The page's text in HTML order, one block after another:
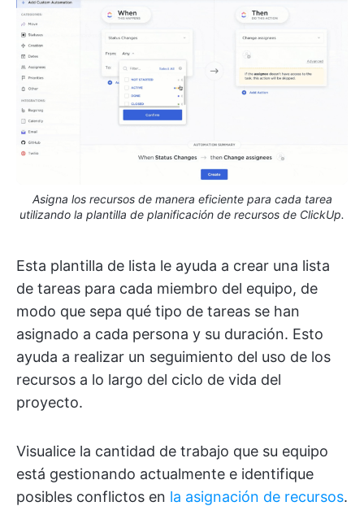
Asigna los recursos de manera eficiente para cada tarea
utilizando la plantilla de planificación de recursos de ClickUp.
Esta plantilla de lista le ayuda a crear una lista
de tareas para cada miembro del equipo, de
modo que sepa qué tipo de tareas se han
asignado a cada persona y su duración. Esto
ayuda a realizar un seguimiento del uso de los
recursos a lo largo del ciclo de vida del
proyecto.
Visualice la cantidad de trabajo que su equipo
está gestionando actualmente e identifique
posibles conflictos en la asignación de recursos.